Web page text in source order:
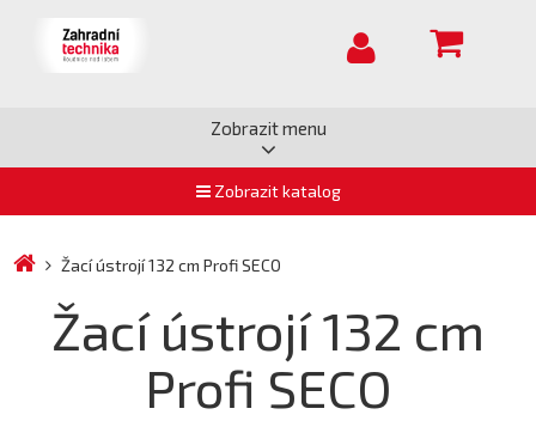
Zobrazit menu
Zobrazit katalog
Žací ústrojí 132 cm Profi SECO
Žací ústrojí 132 cm
Profi SECO